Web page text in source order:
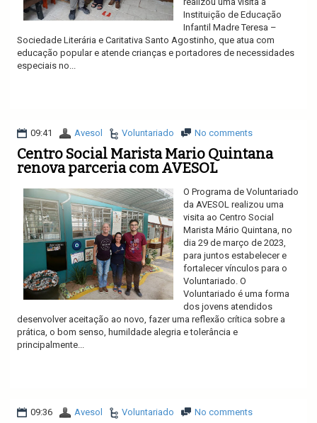
Instituição de Educação
Infantil Madre Teresa –
Sociedade Literária e Caritativa Santo Agostinho, que atua com
educação popular e atende crianças e portadores de necessidades
especiais no...
09:41 Avesol Voluntariado No comments
Centro Social Marista Mario Quintana
renova parceria com AVESOL
O Programa de Voluntariado
da AVESOL realizou uma
visita ao Centro Social
Marista Mário Quintana, no
dia 29 de março de 2023,
para juntos estabelecer e
fortalecer vínculos para o
Voluntariado. O
Voluntariado é uma forma
dos jovens atendidos
desenvolver aceitação ao novo, fazer uma reflexão crítica sobre a
prática, o bom senso, humildade alegria e tolerância e
principalmente...
09:36 Avesol Voluntariado No comments